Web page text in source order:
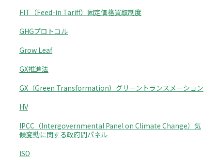
FIT（Feed-in Tariff）固定価格買取制度
GHGプロトコル
Grow Leaf
GX推進法
GX（Green Transformation）グリーントランスメーション
HV
IPCC（Intergovernmental Panel on Climate Change）気
候変動に関する政府間パネル
ISO